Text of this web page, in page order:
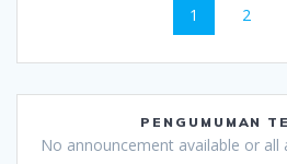
1 2
PENGUMUMAN
No announcement available or all